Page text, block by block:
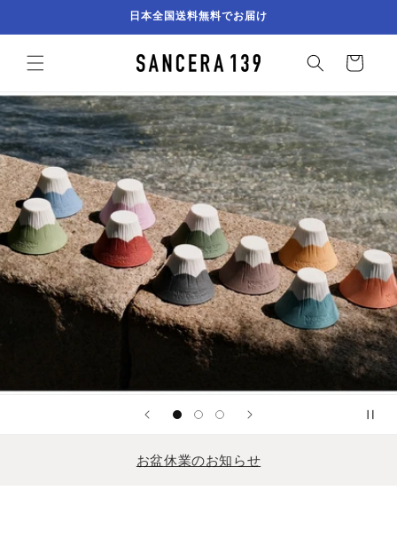
進む
日本全国送料無料でお届け
ー
お盆休業のお知らせ